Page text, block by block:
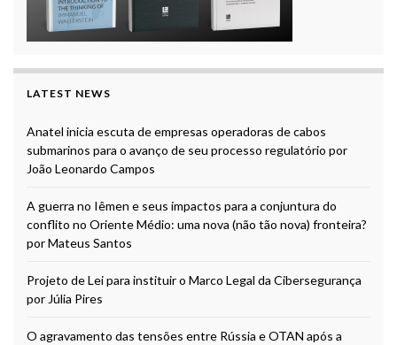
LATEST NEWS
Anatel inicia escuta de empresas operadoras de cabos
submarinos para o avanço de seu processo regulatório por
João Leonardo Campos
A guerra no Iêmen e seus impactos para a conjuntura do
conflito no Oriente Médio: uma nova (não tão nova) fronteira?
por Mateus Santos
Projeto de Lei para instituir o Marco Legal da Cibersegurança
por Júlia Pires
O agravamento das tensões entre Rússia e OTAN após a